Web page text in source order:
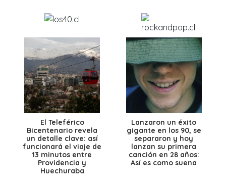
El Teleférico
Bicentenario revela
un detalle clave: así
funcionará el viaje de
13 minutos entre
Providencia y
Huechuraba
Lanzaron un éxito
gigante en los 90, se
separaron y hoy
lanzan su primera
canción en 28 años:
Así es como suena